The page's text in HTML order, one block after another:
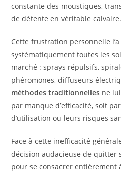
constante des moustiques,
de détente en véritable calvaire.
Cette frustration personnelle
systématiquement toutes les
marché : sprays répulsifs,
phéromones, diffuseurs
méthodes traditionnelles ne
par manque d’efficacité, soit
d’utilisation ou leurs risques
Face à cette inefficacité
décision audacieuse de quitter
pour se consacrer entièrement